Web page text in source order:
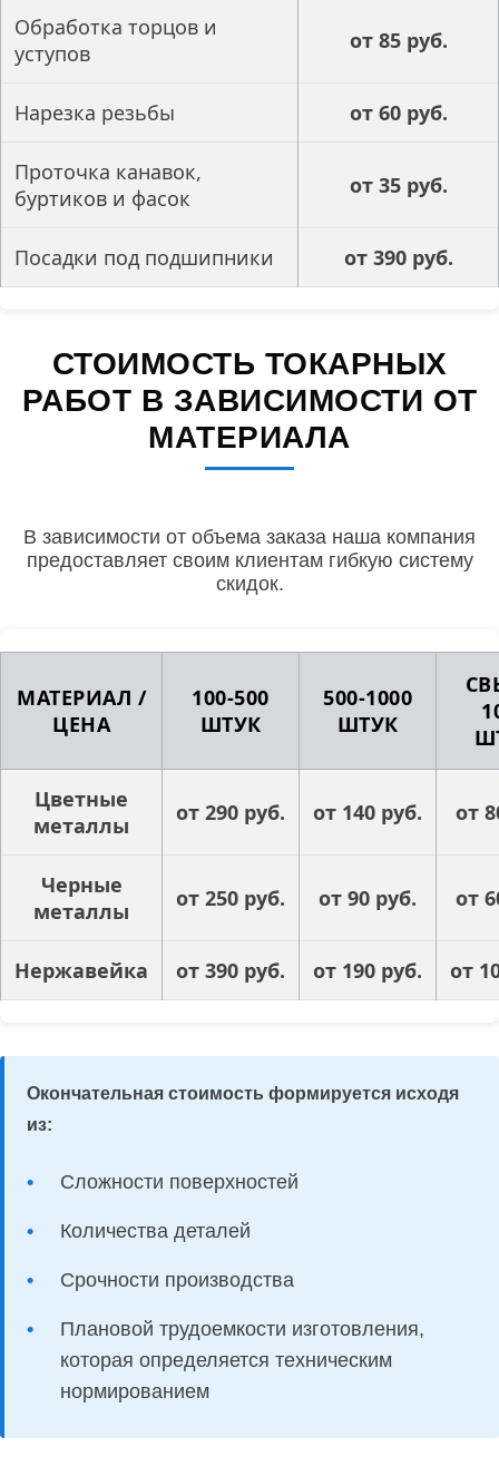
Обработка торцов и
уступов
от 85 руб.
Нарезка резьбы от 60 руб.
Проточка канавок,
буртиков и фасок
от 35 руб.
Посадки под подшипники от 390 руб.
СТОИМОСТЬ ТОКАРНЫХ
РАБОТ В ЗАВИСИМОСТИ ОТ
МАТЕРИАЛА
В зависимости от объема заказа наша компания
предоставляет своим клиентам гибкую систему
скидок.
МАТЕРИАЛ /
ЦЕНА
100-500
ШТУК
500-1000
ШТУК
Цветные
металлы
от 290 руб. от 140 руб. от
Черные
металлы
от 250 руб. от 90 руб. от
Нержавейка от 390 руб. от 190 руб. от
Окончательная стоимость формируется исходя
из:
Сложности поверхностей
Количества деталей
Срочности производства
Плановой трудоемкости изготовления,
которая определяется техническим
нормированием